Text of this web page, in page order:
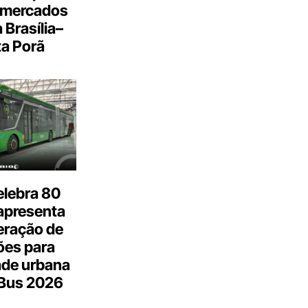
Brasília–
Porã
80
de
para
urbana
2026